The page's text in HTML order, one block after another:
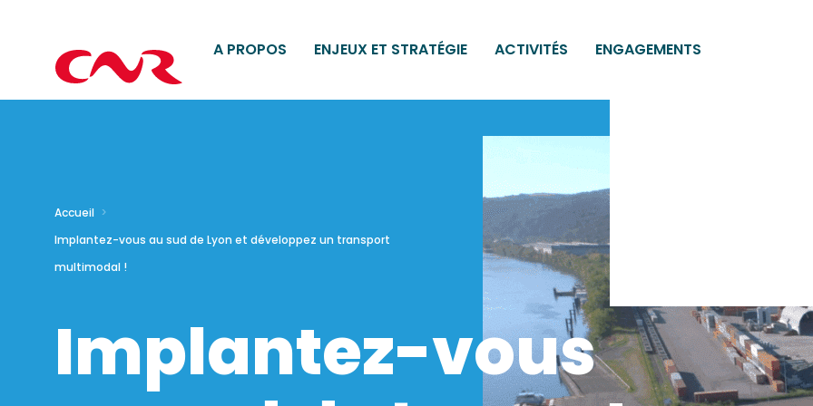
A PROPOS ENJEUX ET STRATÉGIE ACTIVITÉS ENGAGEMENTS
Accueil
Implantez-vous au sud de Lyon et développez un transport
multimodal !
Implantez-vous